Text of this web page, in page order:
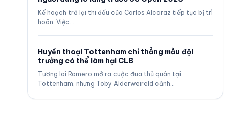
Kế hoạch trở lại thi đấu của Carlos Alcaraz tiếp tục bị trì
hoãn. Việc…
Huyền thoại Tottenham chỉ thẳng mẫu đội
trưởng có thể làm hại CLB
Tương lai Romero mở ra cuộc đua thủ quân tại
Tottenham, nhưng Toby Alderweireld cảnh…